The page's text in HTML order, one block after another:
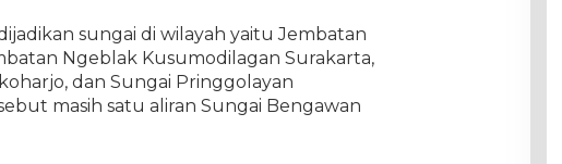
sungai di wilayah yaitu Jembatan
Ngeblak Kusumodilagan Surakarta,
dan Sungai Pringgolayan
masih satu aliran Sungai Bengawan